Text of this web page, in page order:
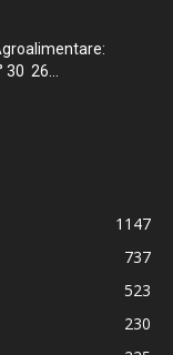
26...
1147
737
523
230